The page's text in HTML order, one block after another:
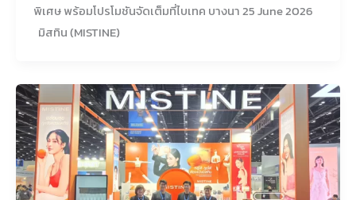
พิเศษ พร้อมโปรโมชันจัดเต็มที่ไบเทค บางนา 25 June 2026
มิสทิน (MISTINE)